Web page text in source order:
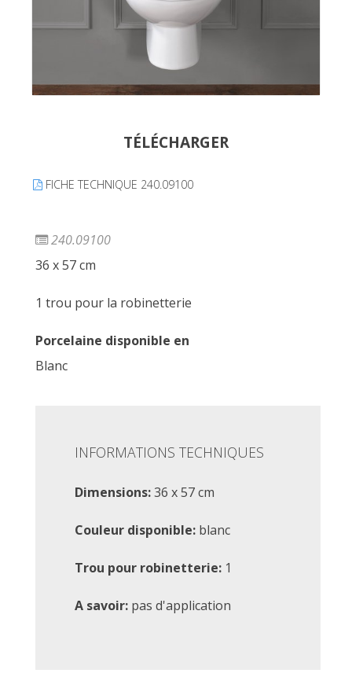
TÉLÉCHARGER
FICHE TECHNIQUE 240.09100
240.09100
36 x 57 cm
1 trou pour la robinetterie
Porcelaine disponible en
Blanc
INFORMATIONS TECHNIQUES
Dimensions:36 x 57 cm
Couleur disponible: blanc
Trou pour robinetterie: 1
A savoir: pas d'application